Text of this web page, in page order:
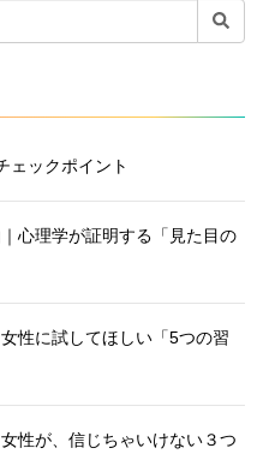
ェックポイント
心理学が証明する「見た目の
性に試してほしい「5つの習
性が、信じちゃいけない３つ